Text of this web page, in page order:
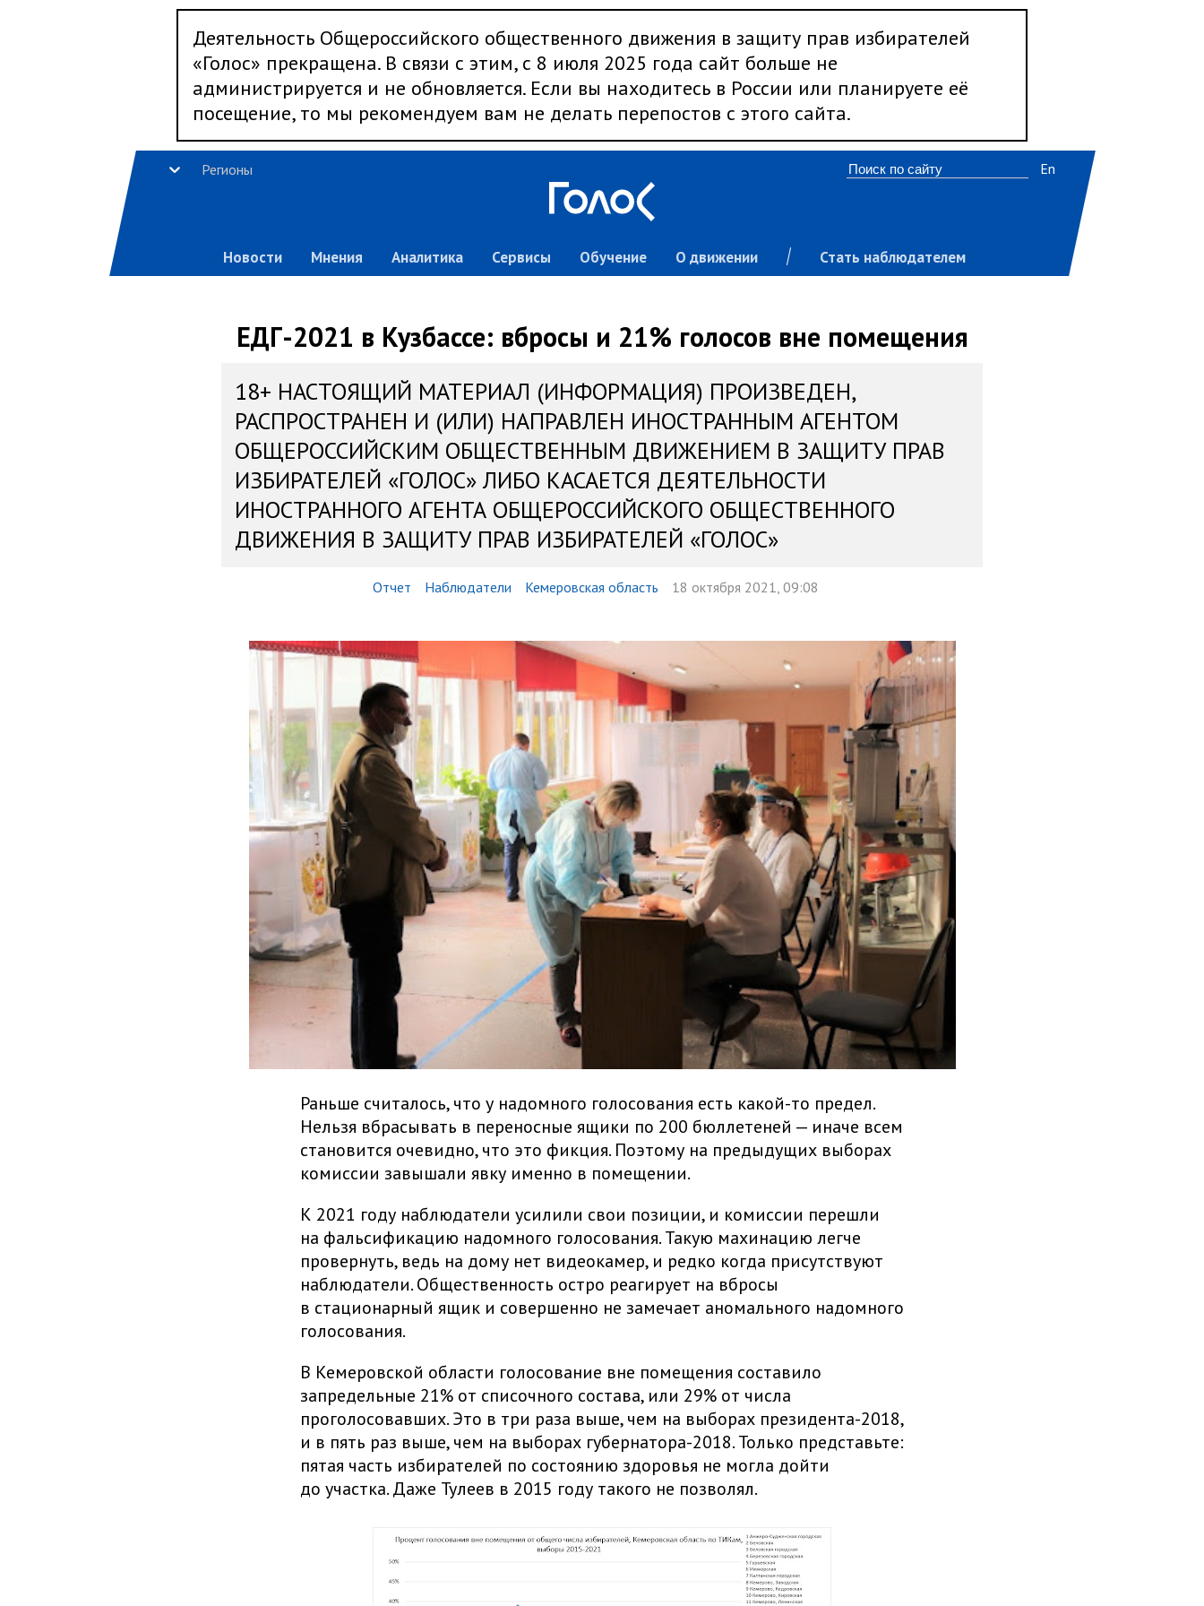
Деятельность Общероссийского общественного движения в защиту прав избирателей
«Голос» прекращена. В связи с этим, с 8 июля 2025 года сайт больше не
администрируется и не обновляется. Если вы находитесь в России или планируете её
посещение, то мы рекомендуем вам не делать перепостов с этого сайта.
Регионы
Новости Мнения Аналитика Сервисы Обучение О движении Стать наблюдателем
En
ЕДГ-2021 в Кузбассе: вбросы и 21% голосов вне помещения
18+ НАСТОЯЩИЙ МАТЕРИАЛ (ИНФОРМАЦИЯ) ПРОИЗВЕДЕН,
РАСПРОСТРАНЕН И (ИЛИ) НАПРАВЛЕН ИНОСТРАННЫМ АГЕНТОМ
ОБЩЕРОССИЙСКИМ ОБЩЕСТВЕННЫМ ДВИЖЕНИЕМ В ЗАЩИТУ ПРАВ
ИЗБИРАТЕЛЕЙ «ГОЛОС» ЛИБО КАСАЕТСЯ ДЕЯТЕЛЬНОСТИ
ИНОСТРАННОГО АГЕНТА ОБЩЕРОССИЙСКОГО ОБЩЕСТВЕННОГО
ДВИЖЕНИЯ В ЗАЩИТУ ПРАВ ИЗБИРАТЕЛЕЙ «ГОЛОС»
Отчет Наблюдатели Кемеровская область 18 октября 2021, 09:08
Раньше считалось, что у надомного голосования есть какой-то предел.
Нельзя вбрасывать в переносные ящики по 200 бюллетеней — иначе всем
становится очевидно, что это фикция. Поэтому на предыдущих выборах
комиссии завышали явку именно в помещении.
К 2021 году наблюдатели усилили свои позиции, и комиссии перешли
на фальсификацию надомного голосования. Такую махинацию легче
провернуть, ведь на дому нет видеокамер, и редко когда присутствуют
наблюдатели. Общественность остро реагирует на вбросы
в стационарный ящик и совершенно не замечает аномального надомного
голосования.
В Кемеровской области голосование вне помещения составило
запредельные 21% от списочного состава, или 29% от числа
проголосовавших. Это в три раза выше, чем на выборах президента-2018,
и в пять раз выше, чем на выборах губернатора-2018. Только представьте:
пятая часть избирателей по состоянию здоровья не могла дойти
до участка. Даже Тулеев в 2015 году такого не позволял.